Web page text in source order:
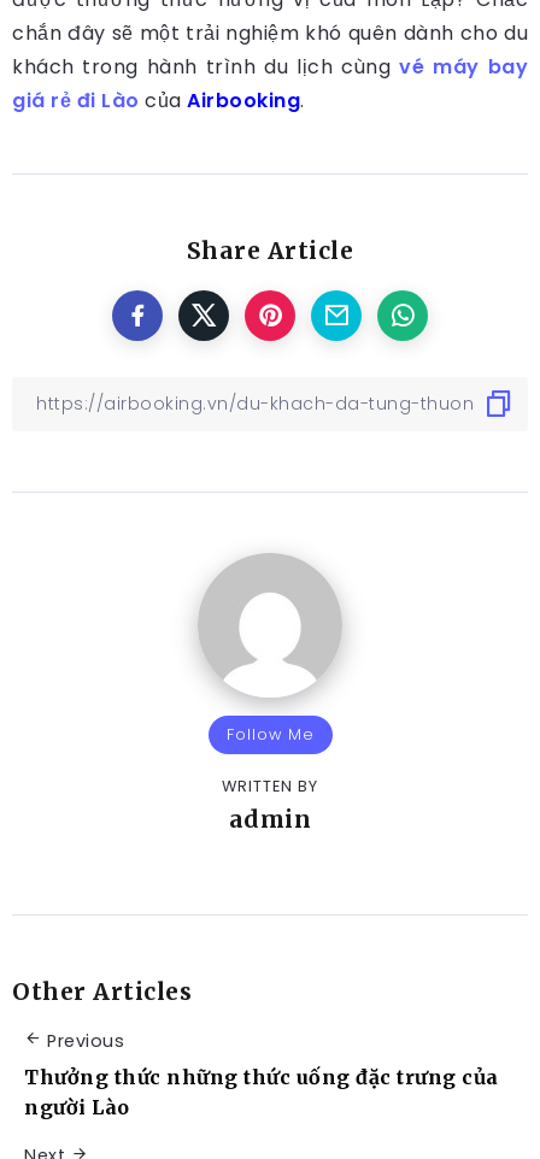
chắn đây sẽ một trải nghiệm khó quên dành cho du
khách trong hành trình du lịch cùngvé máy bay
giá rẻ đi Lào của Airbooking.
Share Article
Follow Me
WRITTEN BY
admin
Other Articles
Previous
Thưởng thức những thức uống đặc trưng của
người Lào